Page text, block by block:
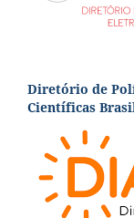
Diretório de
Científicas